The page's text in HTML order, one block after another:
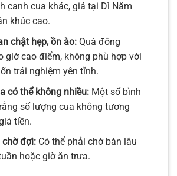
canh cua khác, giá tại Dì Năm
khúc cao.
chật hẹp, ồn ào:Quá đông
giờ cao điểm, không phù hợp với
trải nghiệm yên tĩnh.
có thể không nhiều:Một số bình
số lượng cua không tương
tiền.
đợi:Có thể phải chờ bàn lâu
hoặc giờ ăn trưa.